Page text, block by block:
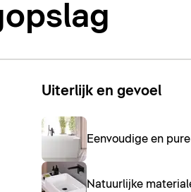
Uiterlijk en gevoel
Eenvoudige en
Natuurlijke